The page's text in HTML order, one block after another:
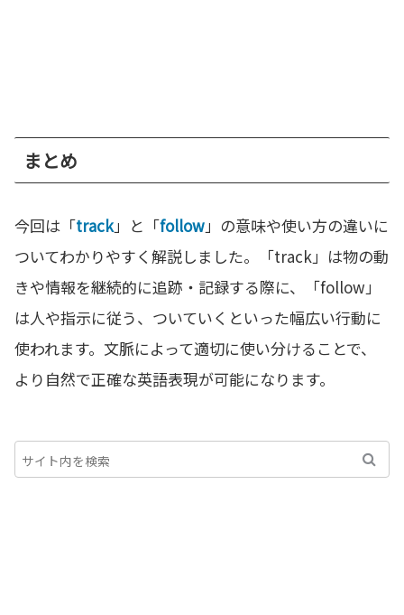
まとめ
今回は「track」と「follow」の意味や使い方の違いに
ついてわかりやすく解説しました。「track」は物の動
きや情報を継続的に追跡・記録する際に、「follow」
は人や指示に従う、ついていくといった幅広い行動に
使われます。文脈によって適切に使い分けることで、
より自然で正確な英語表現が可能になります。